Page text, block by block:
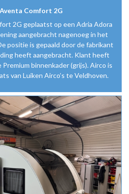
Comfort 2G
2G geplaatst op een Adria Adora
aangebracht nagenoeg in het
positie is gepaald door de fabrikant
heeft aangebracht. Klant heeft
binnenkader (grijs). Airco is
van Luiken Airco’s te Veldhoven.